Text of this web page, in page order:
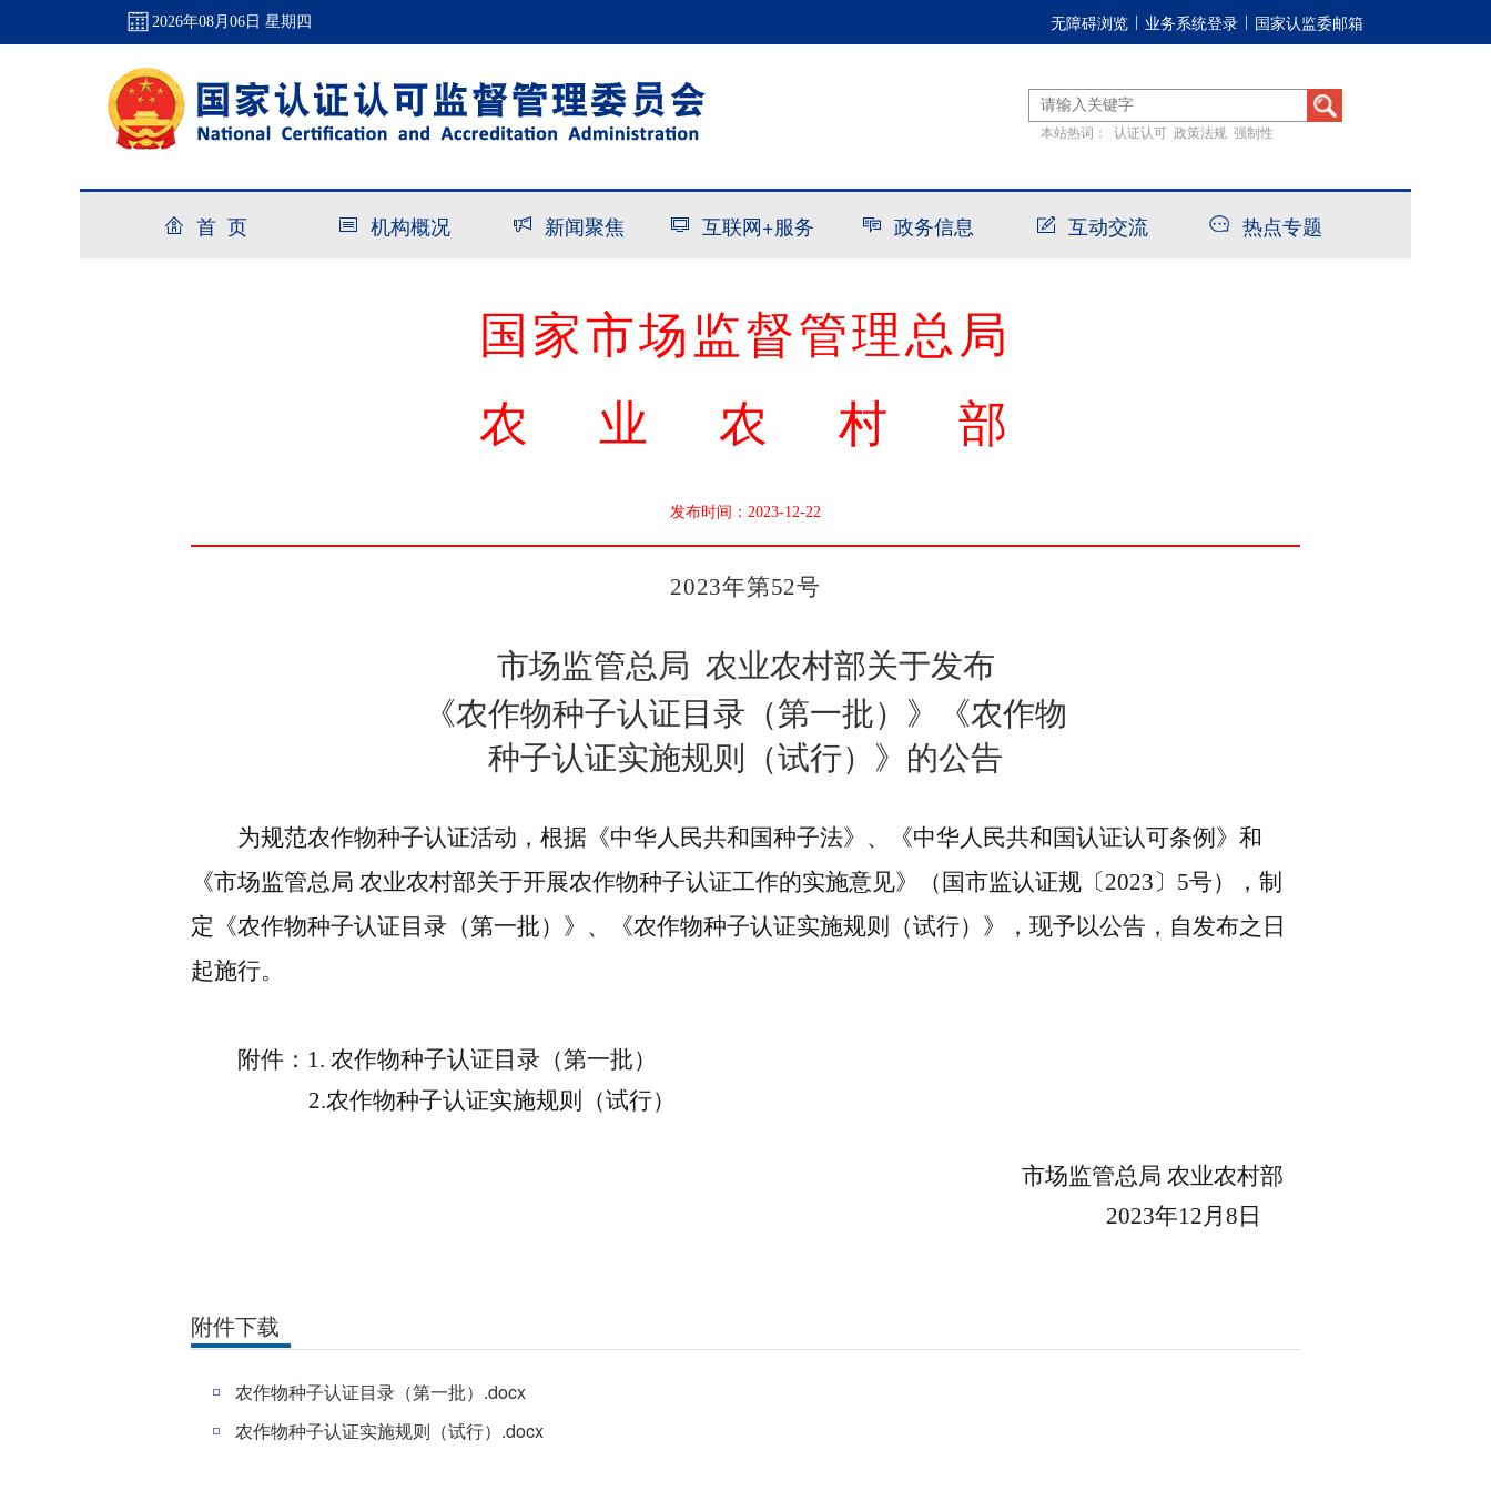
2026年08月06日 星期四 无障碍浏览 业务系统登录 国家认监委邮箱
本站热词： 认证认可 政策法规 强制性
首 页 机构概况 新闻聚焦 互联网+服务 政务信息 互动交流 热点专题
国家市场监督管理总局
农
业 农 村 部
发布时间：2023-12-22
2023年第52号
市场监管总局 农业农村部关于发布
《农作物种子认证目录（第一批）》《农作物
种子认证实施规则（试行）》的公告
为规范农作物种子认证活动， 根据《中华人民共和国种子法》 、 《中华人民共和国认证认可条例》 和
《市场监管总局 农业农村部关于开展农作物种子认证工作的实施意见》 （国市监认证规〔2023〕 5号）， 制
定 《农作物种子认证目录（第一批）》 、 《农作物种子认证实施规则（试行）》，现予以公告， 自发布之日
起施行。
附件： 1. 农作物种子认证目录（第一批）
2.农作物种子认证实施规则（试行）
市场监管总局 农业农村部
2023年12月 8 日
附件下载
农作物种子认证目录（第一批）.docx
农作物种子认证实施规则（试行）.docx